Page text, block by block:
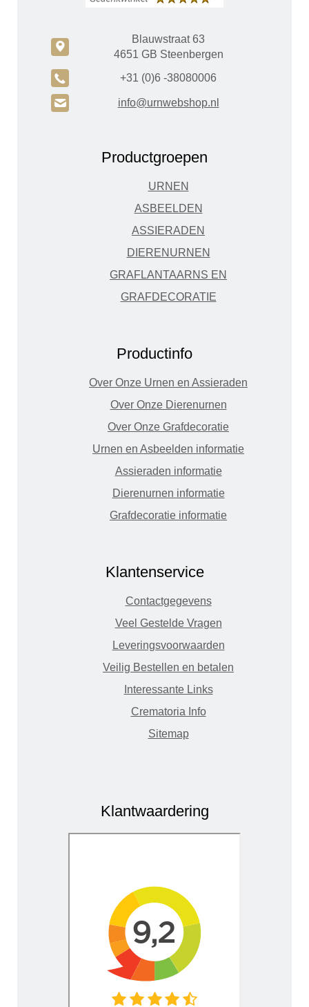
c
Blauwstraat 63
4651 GB Steenbergen
A +31 (0)6 -38080006
H info@urnwebshop.nl
Productgroepen
URNEN
ASBEELDEN
ASSIERADEN
DIERENURNEN
GRAFLANTAARNS EN
GRAFDECORATIE
Productinfo
Over Onze Urnen en Assieraden
Over Onze Dierenurnen
Over Onze Grafdecoratie
Urnen en Asbeelden informatie
Assieraden informatie
Dierenurnen informatie
Grafdecoratie informatie
Klantenservice
Contactgegevens
Veel Gestelde Vragen
Leveringsvoorwaarden
Veilig Bestellen en betalen
Interessante Links
Crematoria Info
Sitemap
Klantwaardering